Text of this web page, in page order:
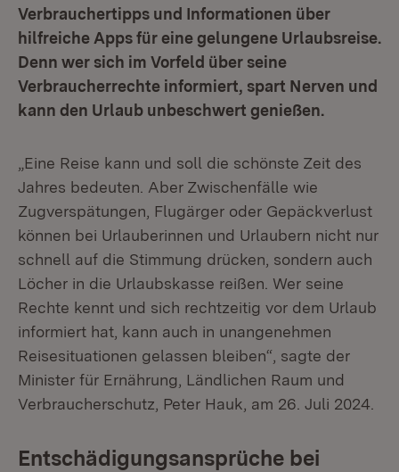
Verbrauchertipps und Informationen über
hilfreiche Apps für eine gelungene Urlaubsreise.
Denn wer sich im Vorfeld über seine
Verbraucherrechte informiert, spart Nerven und
kann den Urlaub unbeschwert genießen.
„Eine Reise kann und soll die schönste Zeit des
Jahres bedeuten. Aber Zwischenfälle wie
Zugverspätungen, Flugärger oder Gepäckverlust
können bei Urlauberinnen und Urlaubern nicht nur
schnell auf die Stimmung drücken, sondern auch
Löcher in die Urlaubskasse reißen. Wer seine
Rechte kennt und sich rechtzeitig vor dem Urlaub
informiert hat, kann auch in unangenehmen
Reisesituationen gelassen bleiben“, sagte der
Minister für Ernährung, Ländlichen Raum und
Verbraucherschutz, Peter Hauk, am 26. Juli 2024.
Entschädigungsansprüche bei